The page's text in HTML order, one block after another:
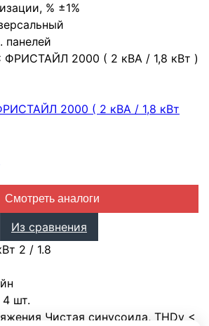
% ±1%
панелей
2000 ( 2 кВА / 1,8 кВт
Смотреть аналоги
Из сравнения
2 / 1.8
4 шт.
Чистая синусоида, THDv <